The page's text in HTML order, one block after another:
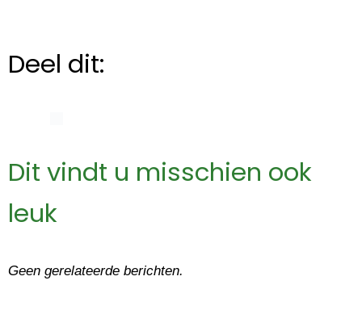
Deel dit:
Dit vindt u misschien ook
leuk
Geen gerelateerde berichten.